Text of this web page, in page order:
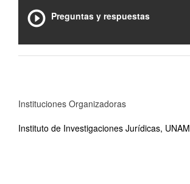
Preguntas y respuestas
Instituciones Organizadoras
Instituto de Investigaciones Jurídicas, UNAM